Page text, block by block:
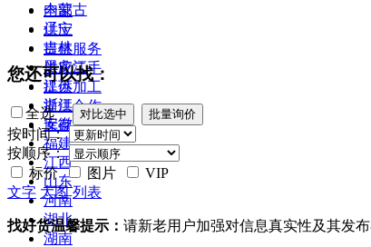
内蒙古
辽宁
吉林
黑龙江
江苏
浙江
安徽
福建
江西
山东
河南
湖北
湖南
全部
供应
提供服务
供应二手
提供加工
提供合作
库存
您还可以找：
全选
按时间：
按顺序：
标价
图片
VIP
文字 大图 列表
找好货温馨提示： 请新老用户加强对信息真实性及其发